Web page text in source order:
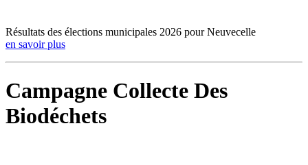
Résultats des élections municipales 2026 pour Neuvecelle
en savoir plus
Campagne Collecte Des
Biodéchets